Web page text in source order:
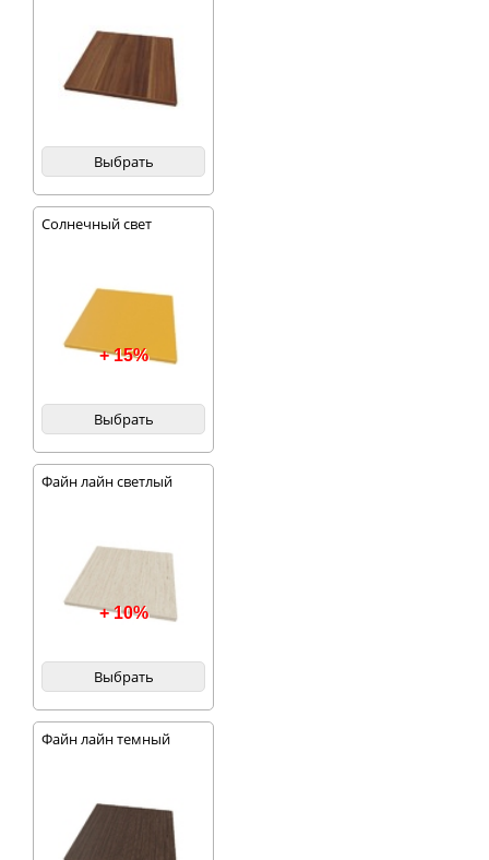
Выбрать
Солнечный свет
+ 15%
Выбрать
Файн лайн светлый
+ 10%
Выбрать
Файн лайн темный